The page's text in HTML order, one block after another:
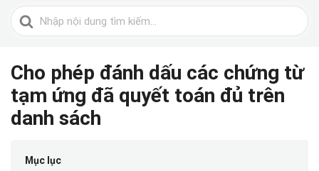
Tìm
kiếm
Cho phép đánh dấu các chứng từ
tạm ứng đã quyết toán đủ trên
danh sách
Mục lục